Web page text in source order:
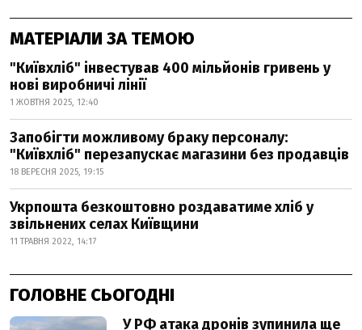
МАТЕРІАЛИ ЗА ТЕМОЮ
"Київхліб" інвестував 400 мільйонів гривень у
нові виробничі лінії
1 ЖОВТНЯ 2025, 12:40
Запобігти можливому браку персоналу:
"Київхліб" перезапускає магазини без продавців
18 ВЕРЕСНЯ 2025, 19:15
Укрпошта безкоштовно роздаватиме хліб у
звільнених селах Київщини
11 ТРАВНЯ 2022, 14:17
ГОЛОВНЕ СЬОГОДНІ
У РФ атака дронів зупинила ще